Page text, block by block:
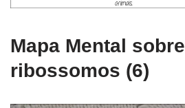
Mapa Mental sobre
ribossomos (6)